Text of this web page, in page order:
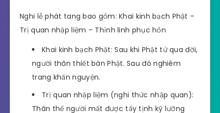
đốt hương cho khách viếng, sắp xếp cho các đoàn
viếng theo thứ tự trong chương trình và phiếu
đăng ký.
Bước 5: Nghi thức phát tang
Nghi lễ phát tang bao gồm: Khai kinh bạch Phật –